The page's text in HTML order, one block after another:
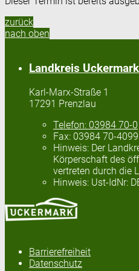
zurück
nach oben
Landkreis Uckermark
Karl-Marx-Straße 1
17291 Prenzlau
Telefon: 03984 70-0
Fax: 03984 70-4099
Hinweis: Der
Körperschaft des
vertreten durch die
Hinweis: Ust-IdNr:
Barrierefreiheit
Datenschutz